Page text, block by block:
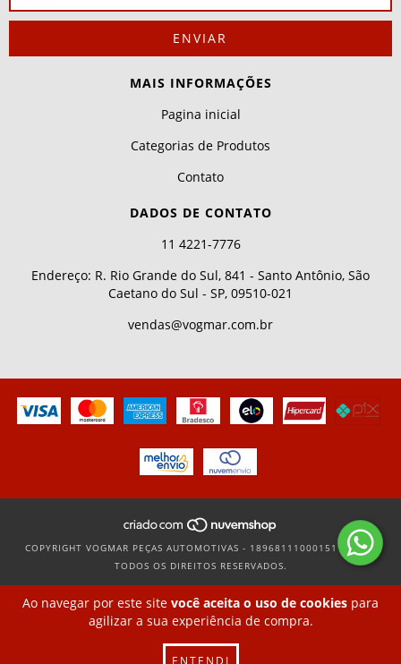
Ao navegar por este site você aceita o uso de cookies para
agilizar a sua experiência de compra.
ENTENDI
MAIS INFORMAÇÕES
Pagina inicial
Categorias de Produtos
Contato
DADOS DE CONTATO
11 4221-7776
Endereço: R. Rio Grande do Sul, 841 - Santo Antônio, São
Caetano do Sul - SP, 09510-021
vendas@vogmar.com.br
COPYRIGHT VOGMAR PEÇAS AUTOMOTIVAS - 18968111000151 - 2026.
TODOS OS DIREITOS RESERVADOS.